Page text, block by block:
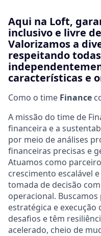
Aqui na Loft,
inclusivo e livre
Valorizamos a
respeitando
características e
Como o time Finance
A missão do time de
financeira e a
por meio de análises
financeiras precisas e
Atuamos como
crescimento escalável
tomada de decisão
operacional.
estratégica e
desafios e têm
acelerado, cheio de